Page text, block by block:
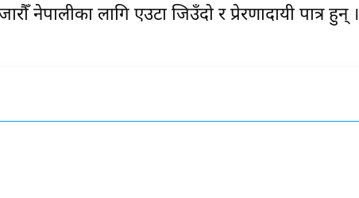
नेपालीका लागि एउटा जिउँदो र प्रेरणादायी पात्र हुन् ।